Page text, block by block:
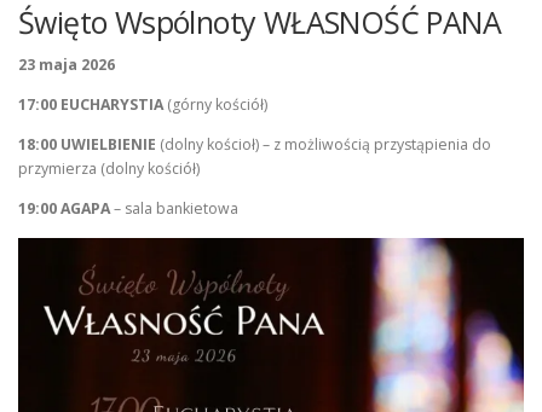
SKLEP/WSPARCIE
Święto Wspólnoty WŁASNOŚĆ PANA
23 maja 2026
17:00 EUCHARYSTIA(górny kościół)
18:00 UWIELBIENIE (dolny kościoł) – z możliwością przystąpienia do
przymierza (dolny kościół)
19:00 AGAPA– sala bankietowa